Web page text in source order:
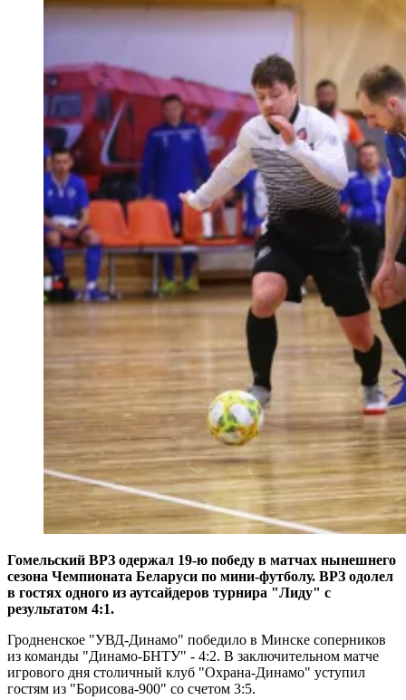
Гомельский ВРЗ одержал 19-ю победу в матчах нынешнего
сезона Чемпионата Беларуси по мини-футболу. ВРЗ одолел
в гостях одного из аутсайдеров турнира "Лиду" с
результатом 4:1.
Гродненское "УВД-Динамо" победило в Минске соперников
из команды "Динамо-БНТУ" - 4:2. В заключительном матче
игрового дня столичный клуб "Охрана-Динамо" уступил
гостям из "Борисова-900" со счетом 3:5.